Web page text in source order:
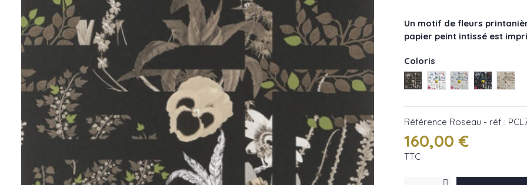
Un motif de fleurs
papier peint intissé est
Coloris
Roseau - réf : PCL7018/06
Neige - réf : PCL7018/
Argent - réf :
Référence Roseau - réf :
160,00 €
TTC